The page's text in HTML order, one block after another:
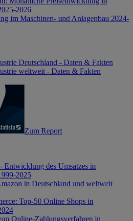
2026
im Maschinen- und Anlagenbau 2024-
Deutschland - Daten & Fakten
weltweit - Daten & Fakten
Zum Report
Entwicklung des Umsatzes in
2025
in Deutschland und weltweit
Top-50 Online Shops in
Online-Zahlungsverfahren in